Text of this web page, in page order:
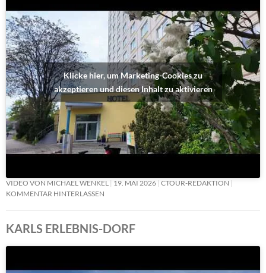
Klicke hier, um Marketing-Cookies zu
akzeptieren und diesen Inhalt zu aktivieren
VIDEO VON MICHAEL WENKEL 19. MAI 2026 CTOUR-REDAKTION
KOMMENTAR HINTERLASSEN
KARLS ERLEBNIS-DORF